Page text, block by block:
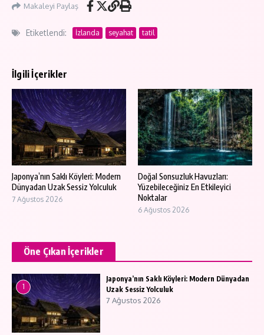
Makaleyi Paylaş
Etiketlendi: İzlanda seyahat tatil
İlgili İçerikler
Japonya’nın Saklı Köyleri: Modern
Dünyadan Uzak Sessiz Yolculuk
7 Ağustos 2026
Doğal Sonsuzluk Havuzları:
Yüzebileceğiniz En Etkileyici
Noktalar
6 Ağustos 2026
Öne Çıkan İçerikler
1
Japonya’nın Saklı Köyleri: Modern Dünyadan
Uzak Sessiz Yolculuk
7 Ağustos 2026